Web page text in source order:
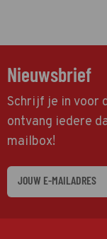
Nieuwsbrief
Schrijf je in voor
ontvang iedere
mailbox!